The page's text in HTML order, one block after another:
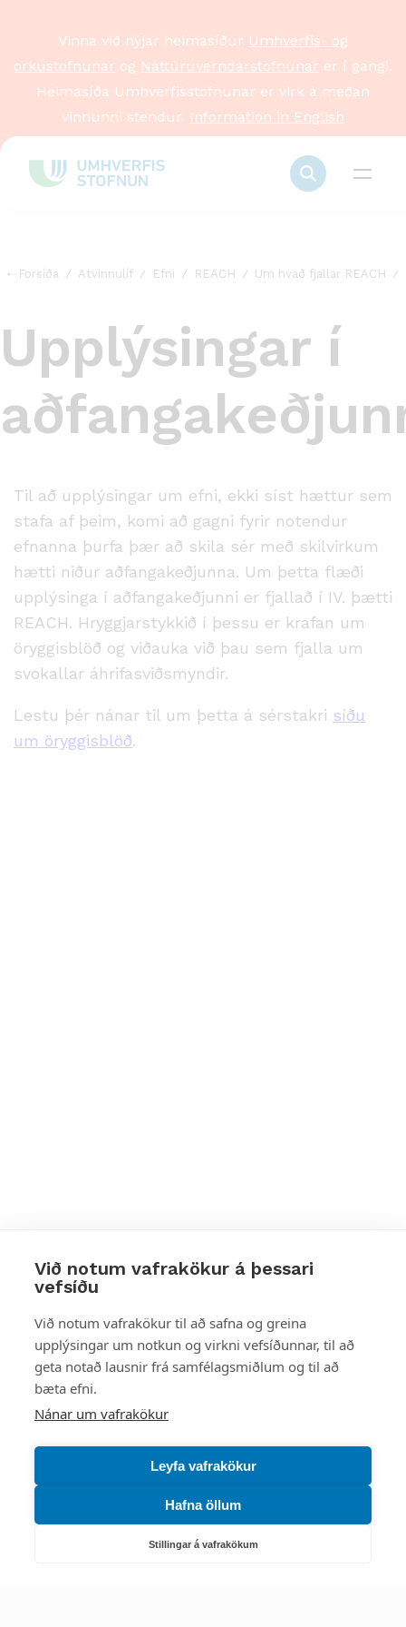
Við notum vafrakökur á þessari
vefsíðu
Við notum vafrakökur til að safna og greina
upplýsingar um notkun og virkni vefsíðunnar, til að
geta notað lausnir frá samfélagsmiðlum og til að
bæta efni.
Nánar um vafrakökur
Leyfa vafrakökur
Hafna öllum
Stillingar á vafrakökum
Vinna við nýjar heimasíður Umhverfis- og
orkustofnunar og Náttúruverndarstofnunar er í gangi.
Heimasíða Umhverfisstofnunar er virk á meðan
vinnunni stendur. Information in English
Forsíða Atvinnulíf Efni REACH Um hvað fjallar REACH
Upplýsingar í
Til að upplýsingar um efni, ekki síst hættur sem
stafa af þeim, komi að gagni fyrir notendur
efnanna þurfa þær að skila sér með skilvirkum
hætti niður aðfangakeðjunna. Um þetta flæði
upplýsinga í aðfangakeðjunni er fjallað í IV. þætti
REACH. Hryggjarstykkið í þessu er krafan um
öryggisblöð og viðauka við þau sem fjalla um
svokallar áhrifasviðsmyndir.
Lestu þér nánar til um þetta á sérstakri síðu
um öryggisblöð.
Styttu þér leið
Mest skoðað
Starfsstöðvar
Náttúruverndarstofnun
Veiðimál, friðlýst svæði, landvarsla og náttúruvernd